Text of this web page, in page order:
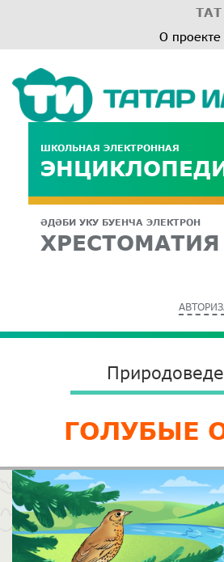
ТАТ
О проекте
ШКОЛЬНАЯ ЭЛЕКТРОННАЯ
ӘДӘБИ УКУ БУЕНЧА ЭЛЕКТРОН
ХРЕСТОМАТИЯ
ГОЛУБЫЕ